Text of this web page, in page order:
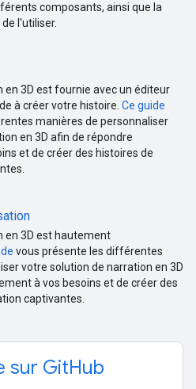
composants, ainsi que la
l'utiliser.
en 3D est fournie avec un éditeur
à créer votre histoire. Ce guide
manières de personnaliser
en 3D afin de répondre
et de créer des histoires de
en 3D est hautement
vous présente les différentes
votre solution de narration en 3D
à vos besoins et de créer des
captivantes.
sur GitHub